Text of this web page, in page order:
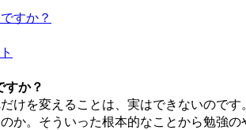
すか？
すか？
けを変えることは、実はできないので
か。そういった根本的なことから勉強